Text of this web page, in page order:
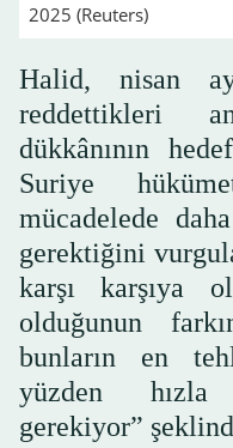
2025 (Reuters)
Halid, nisan
reddettikleri
dükkânının
Suriye
mücadelede
gerektiğini
karşı karşıya
olduğunun
bunların en
yüzden hızla
gerekiyor”